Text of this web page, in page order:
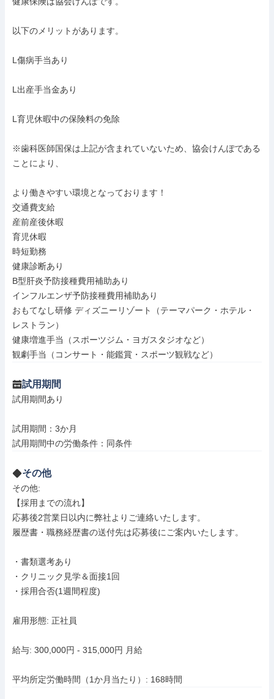
以下のメリットがあります。
L傷病手当あり
L出産手当金あり
L育児休暇中の保険料の免除
※歯科医師国保は上記が含まれていないため、協会けんぽである
ことにより、
より働きやすい環境となっております！
交通費支給
産前産後休暇
育児休暇
時短勤務
健康診断あり
B型肝炎予防接種費用補助あり
インフルエンザ予防接種費用補助あり
おもてなし研修 ディズニーリゾート（テーマパーク・ホテル・
レストラン）
健康増進手当（スポーツジム・ヨガスタジオなど）
観劇手当（コンサート・能鑑賞・スポーツ観戦など）
試用期間
試用期間あり
試用期間：3か月
試用期間中の労働条件：同条件
その他
その他:
【採用までの流れ】
応募後2営業日以内に弊社よりご連絡いたします。
履歴書・職務経歴書の送付先は応募後にご案内いたします。
・書類選考あり
・クリニック見学＆面接1回
・採用合否(1週間程度)
雇用形態: 正社員
給与: 300,000円 - 315,000円 月給
平均所定労働時間（1か月当たり）: 168時間